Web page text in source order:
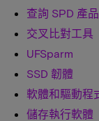
查詢 SPD 產
交叉比對工具
UFSparm
SSD 韌體
軟體和驅動程
儲存執行軟體